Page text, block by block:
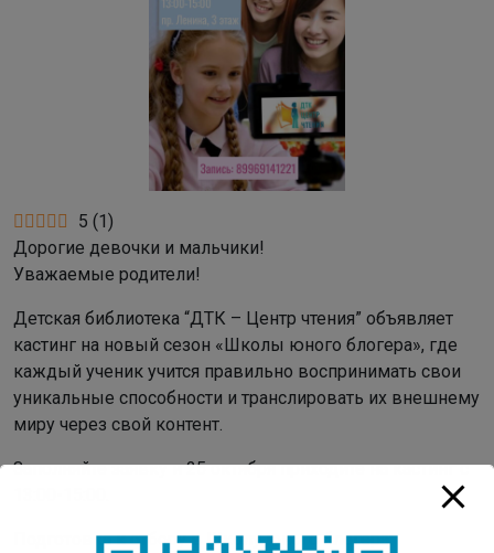
5 (1)
Дорогие девочки и мальчики!
Уважаемые родители!
Детская библиотека “ДТК – Центр чтения” объявляет
кастинг на новый сезон «Школы юного блогера», где
каждый ученик учится правильно воспринимать свои
уникальные способности и транслировать их внешнему
миру через свой контент.
Заполняйте заявку и 25 октября приходите на кастинг с
Подготовка к отбору в Школу юного блогера: